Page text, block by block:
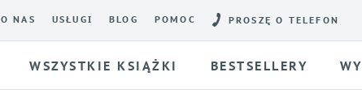
O NAS USŁUGI BLOG POMOC PROSZĘ O TELEFON
WSZYSTKIE KSIĄŻKI BESTSELLERY